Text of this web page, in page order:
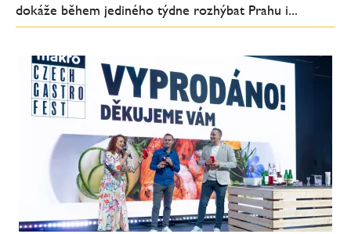
dokáže během jediného týdne rozhýbat Prahu i...